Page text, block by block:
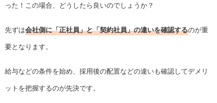
った！この場合、どうしたら良いのでしょうか？
先ずは会社側に「正社員」と「契約社員」の違いを確認するのが重
要となります。
給与などの条件を始め、採用後の配置などの違いも確認してデメリ
ットを把握するのが先決です。